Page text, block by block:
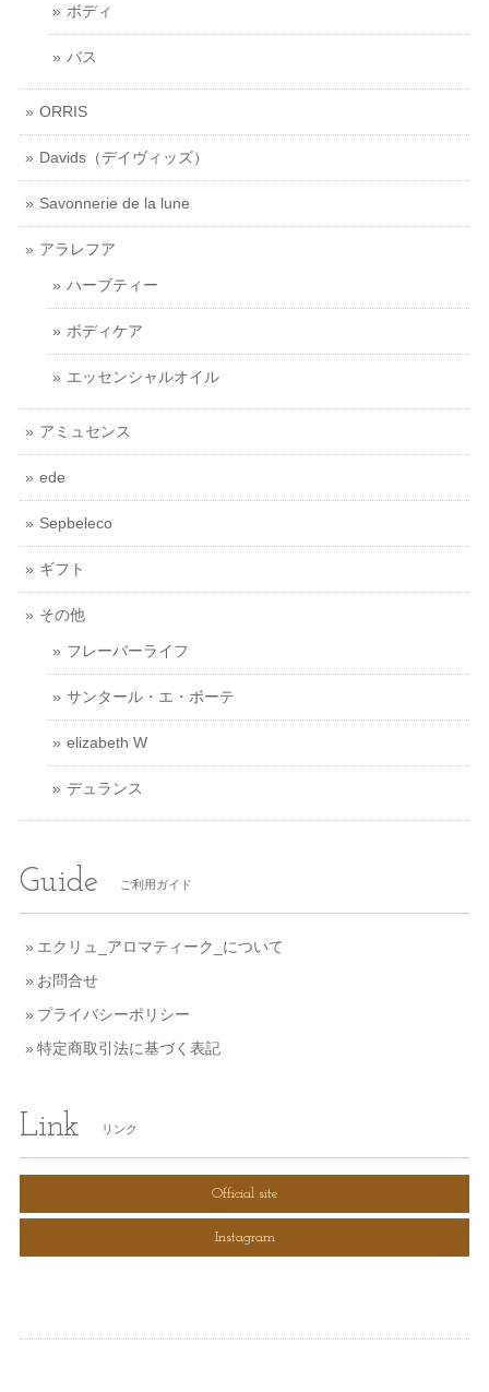
ボディ
バス
ORRIS
Davids（デイヴィッズ）
Savonnerie de la lune
アラレフア
ハーブティー
ボディケア
エッセンシャルオイル
アミュセンス
ede
Sepbeleco
ギフト
その他
フレーバーライフ
サンタール・エ・ボーテ
elizabeth W
デュランス
Guide ご利用ガイド
エクリュ_アロマティーク_について
お問合せ
プライバシーポリシー
特定商取引法に基づく表記
Link リンク
Official site
Instagram